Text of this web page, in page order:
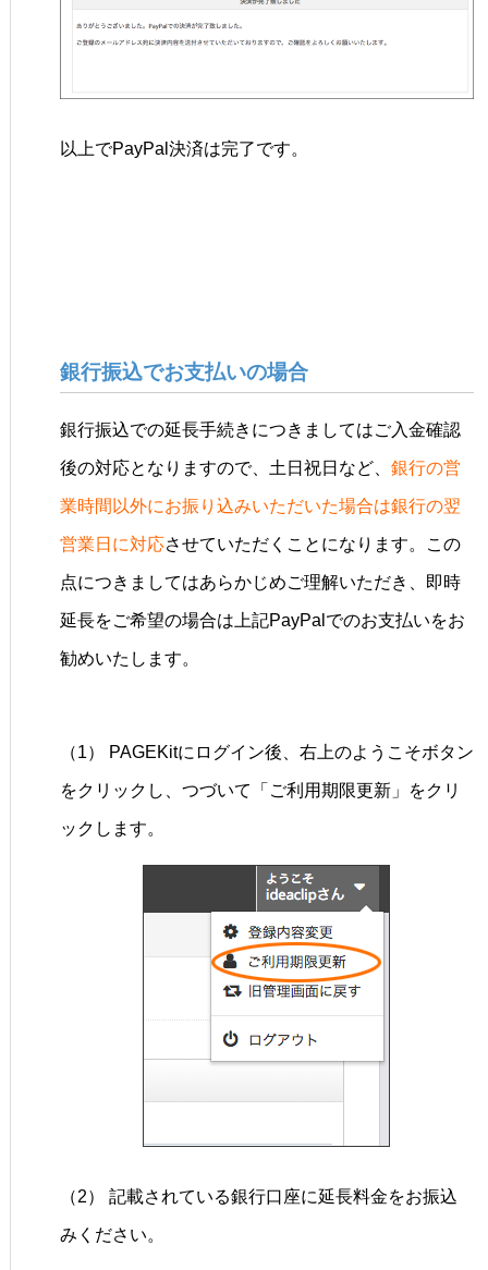
以上でPayPal決済は完了です。
銀行振込でお支払いの場合
銀行振込での延長手続きにつきましてはご入金確認
後の対応となりますので、土日祝日など、 銀行の営
業時間以外にお振り込みいただいた場合は銀行の翌
営業日に対応させていただくことになります。この
点につきましてはあらかじめご理解いただき、即時
延長をご希望の場合は上記PayPalでのお支払いをお
勧めいたします。
（1） PAGEKitにログイン後、右上のようこそボタン
をクリックし、つづいて「ご利用期限更新」をクリ
ックします。
（2） 記載されている銀行口座に延長料金をお振込
みください。